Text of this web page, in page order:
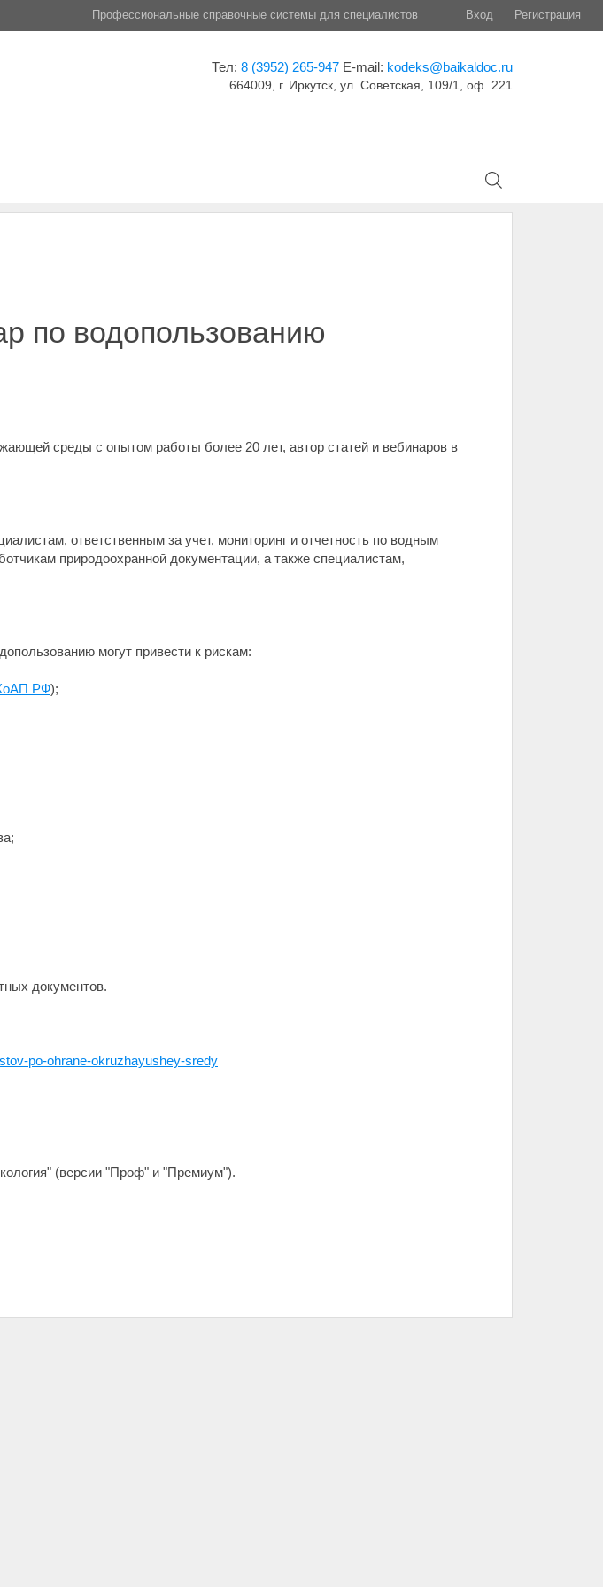
Профессиональные справочные системы для специалистов Вход Регистрация
Тел: 8 (3952) 265-947 E-mail: kodeks@baikaldoc.ru
664009, г. Иркутск, ул. Советская, 109/1, оф. 221
по водопользованию
среды с опытом работы более 20 лет, автор статей и вебинаров в
ответственным за учет, мониторинг и отчетность по водным
природоохранной документации, а также специалистам,
могут привести к рискам:
РФ);
документов.
po-ohrane-okruzhayushey-sredy
(версии "Проф" и "Премиум").